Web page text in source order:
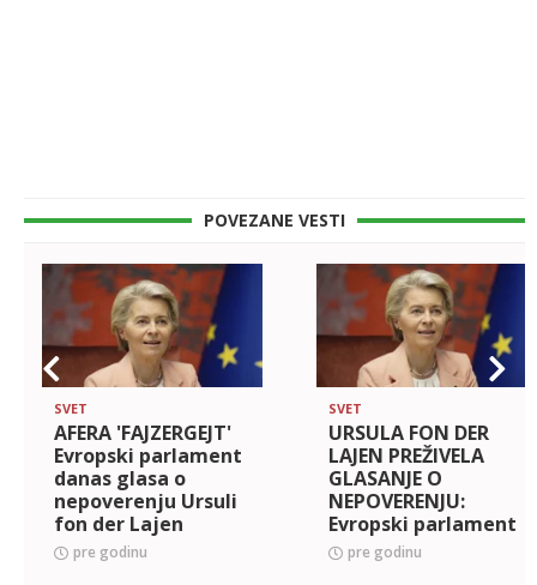
POVEZANE VESTI
SVET
AFERA 'FAJZERGEJT'
Evropski parlament
danas glasa o
nepoverenju Ursuli
fon der Lajen
pre godinu
SVET
URSULA FON DER
LAJEN PREŽIVELA
GLASANJE O
NEPOVERENJU:
Evropski parlament
se izjasnio,
predsednica
pre godinu